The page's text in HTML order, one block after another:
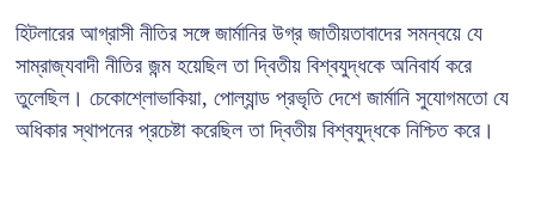
হিটলারের আগ্রাসী নীতির সঙ্গে জার্মানির উগ্র জাতীয়তাবাদের সমন্বয়ে যে
সাম্রাজ্যবাদী নীতির জন্ম হয়েছিল তা দ্বিতীয় বিশ্বযুদ্ধকে অনিবার্য করে
তুলেছিল। চেকোশ্লোভাকিয়া, পোল্যান্ড প্রভৃতি দেশে জার্মানি সুযোগমতো যে
অধিকার স্থাপনের প্রচেষ্টা করেছিল তা দ্বিতীয় বিশ্বযুদ্ধকে নিশ্চিত করে।